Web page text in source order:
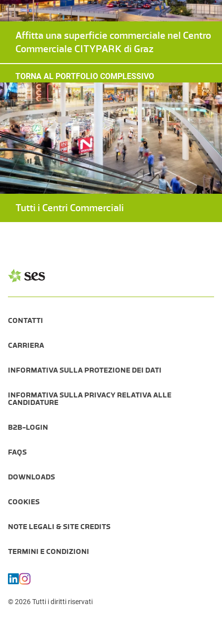
Affitta una superficie commerciale nel Centro
Commerciale CITYPARK di Graz
TORNA AL PORTFOLIO COMPLESSIVO
Tutti i Centri Commerciali
CONTATTI
CARRIERA
INFORMATIVA SULLA PROTEZIONE DEI DATI
INFORMATIVA SULLA PRIVACY RELATIVA ALLE
CANDIDATURE
B2B-LOGIN
FAQS
DOWNLOADS
COOKIES
NOTE LEGALI & SITE CREDITS
TERMINI E CONDIZIONI
© 2026 Tutti i diritti riservati